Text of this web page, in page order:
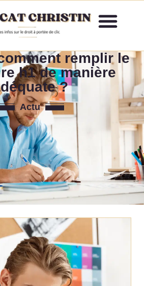
remplir le
h1 de manière
?
Actu